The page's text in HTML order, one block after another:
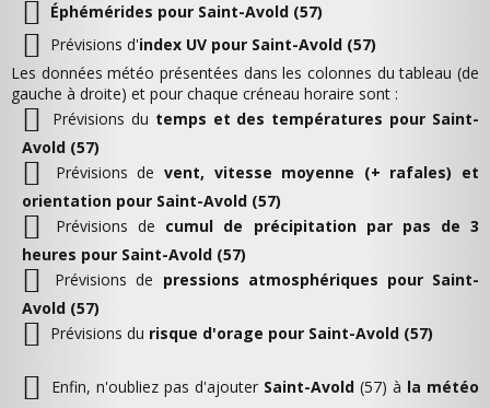
Éphémérides pour Saint-Avold (57)
Prévisions d'index UV pour Saint-Avold (57)
Les données météo présentées dans les colonnes du tableau (de
gauche à droite) et pour chaque créneau horaire sont :
Prévisions du temps et des températures pour Saint-
Avold (57)
Prévisions de vent, vitesse moyenne (+ rafales) et
orientation pour Saint-Avold (57)
Prévisions de cumul de précipitation par pas de 3
heures pour Saint-Avold (57)
Prévisions de pressions atmosphériques pour Saint-
Avold (57)
Prévisions du risque d'orage pour Saint-Avold (57)
Enfin, n'oubliez pas d'ajouter Saint-Avold (57) à la météo